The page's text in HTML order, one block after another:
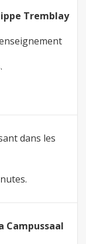
Tremblay
dans les
Campussaal